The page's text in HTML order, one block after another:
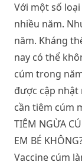
Với một số
nhiều năm.
năm. Kháng
nay có thể
cúm trong
được cập nhật
cần tiêm cúm
TIÊM NGỪA
EM BÉ
Vaccine cúm